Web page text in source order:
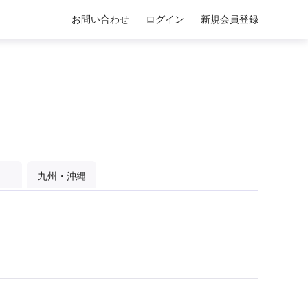
お問い合わせ ログイン 新規会員登録
九州・沖縄